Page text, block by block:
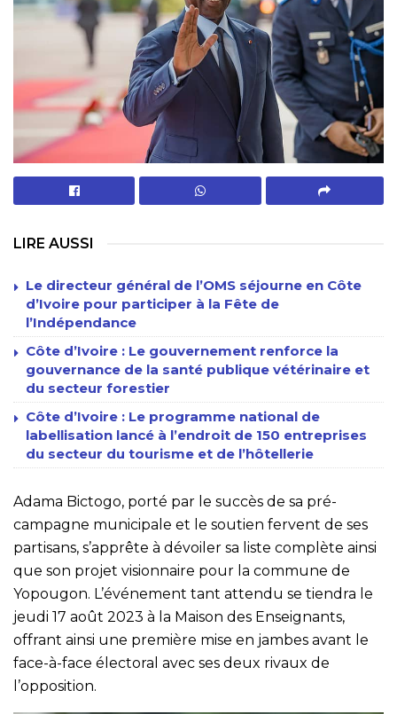
LIRE AUSSI
Le directeur général de l’OMS séjourne en Côte
d’Ivoire pour participer à la Fête de
l’Indépendance
Côte d’Ivoire : Le gouvernement renforce la
gouvernance de la santé publique vétérinaire et
du secteur forestier
Côte d’Ivoire : Le programme national de
labellisation lancé à l’endroit de 150 entreprises
du secteur du tourisme et de l’hôtellerie
Adama Bictogo, porté par le succès de sa pré-
campagne municipale et le soutien fervent de ses
partisans, s’apprête à dévoiler sa liste complète ainsi
que son projet visionnaire pour la commune de
Yopougon. L’événement tant attendu se tiendra le
jeudi 17 août 2023 à la Maison des Enseignants,
offrant ainsi une première mise en jambes avant le
face-à-face électoral avec ses deux rivaux de
l’opposition.